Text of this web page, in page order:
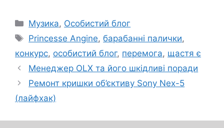
Категорії
Музика, Особистий блог
Позначки
Princesse Angine,барабанні палички,
конкурс, особистий блог, перемога, щастя є
Менеджер OLX та його шкідливі поради
Ремонт кришки об’єктиву Sony Nex-5
(лайфхак)